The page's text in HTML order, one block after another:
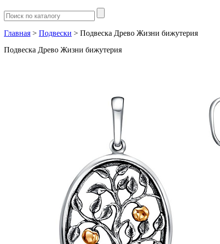
Главная > Подвески > Подвеска Древо Жизни бижутерия
Подвеска Древо Жизни бижутерия